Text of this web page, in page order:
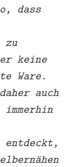
dass
keine
Ware.
auch